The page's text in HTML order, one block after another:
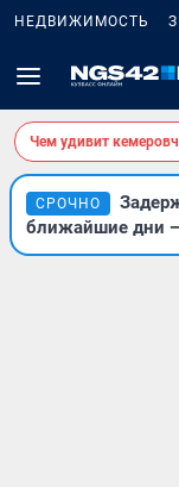
НЕДВИЖИМОСТЬ
Чем удивит
СРОЧНО
ближайшие дни —